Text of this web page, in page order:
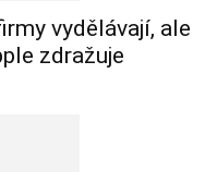
vydělávají, ale
zdražuje